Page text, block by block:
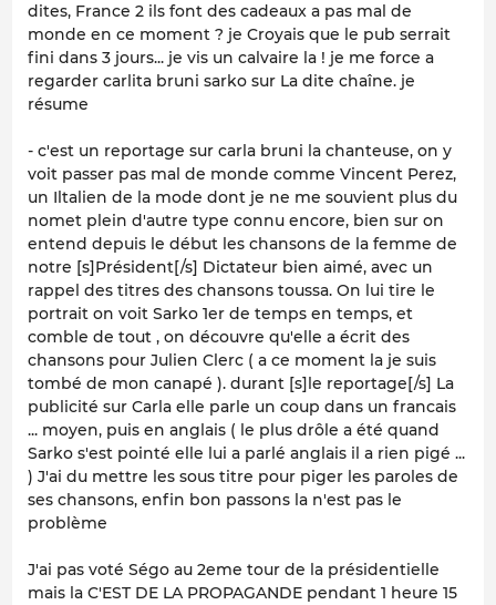
dites, France 2 ils font des cadeaux a pas mal de
monde en ce moment ? je Croyais que le pub serrait
fini dans 3 jours... je vis un calvaire la ! je me force a
regarder carlita bruni sarko sur La dite chaîne. je
résume
- c'est un reportage sur carla bruni la chanteuse, on y
voit passer pas mal de monde comme Vincent Perez,
un Iltalien de la mode dont je ne me souvient plus du
nomet plein d'autre type connu encore, bien sur on
entend depuis le début les chansons de la femme de
notre [s]Président[/s] Dictateur bien aimé, avec un
rappel des titres des chansons toussa. On lui tire le
portrait on voit Sarko 1er de temps en temps, et
comble de tout , on découvre qu'elle a écrit des
chansons pour Julien Clerc ( a ce moment la je suis
tombé de mon canapé ). durant [s]le reportage[/s] La
publicité sur Carla elle parle un coup dans un francais
... moyen, puis en anglais ( le plus drôle a été quand
Sarko s'est pointé elle lui a parlé anglais il a rien pigé ...
) J'ai du mettre les sous titre pour piger les paroles de
ses chansons, enfin bon passons la n'est pas le
problème
J'ai pas voté Ségo au 2eme tour de la présidentielle
mais la C'EST DE LA PROPAGANDE pendant 1 heure 15